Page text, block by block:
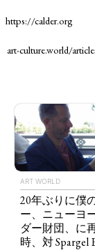
https://calder.org
art-culture.world/
ART WORLD
20年ぶりに僕
ー、ニューヨ
ダー財団、に
時、対 Spargel